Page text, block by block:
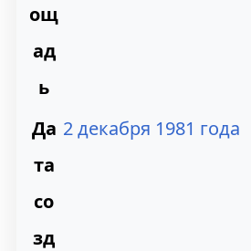
ощ
ад
ь
Да
та
со
зд
2 декабря 1981 года